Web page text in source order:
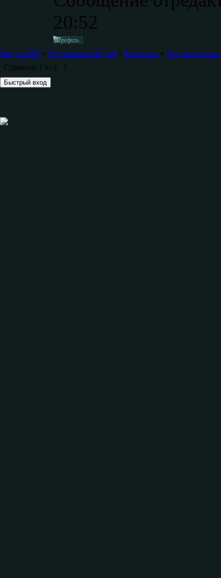
20:52
Форум ВРС » Музыкальная Кухня » Барахолка » Продается
Страница 1 из 1 1